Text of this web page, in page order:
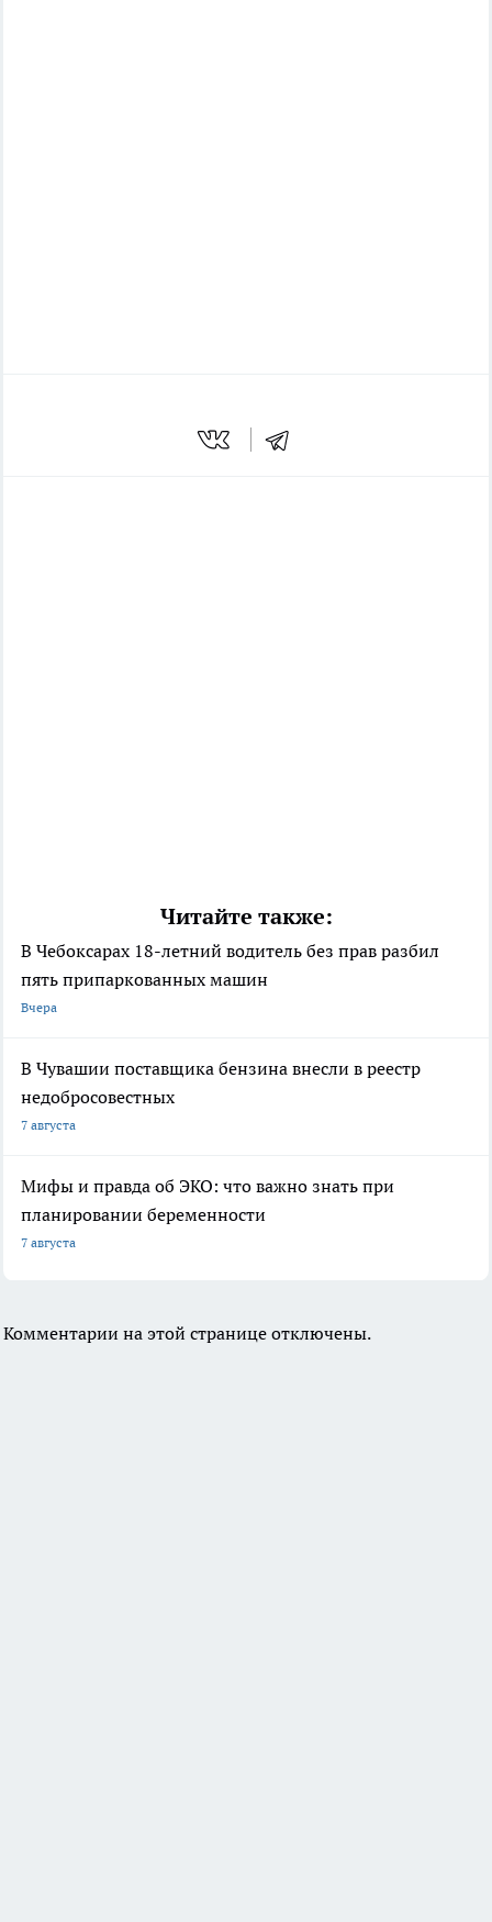
Читайте также:
В Чебоксарах 18-летний водитель без прав разбил
пять припаркованных машин
Вчера
В Чувашии поставщика бензина внесли в реестр
недобросовестных
7 августа
Мифы и правда об ЭКО: что важно знать при
планировании беременности
7 августа
Комментарии на этой странице отключены.